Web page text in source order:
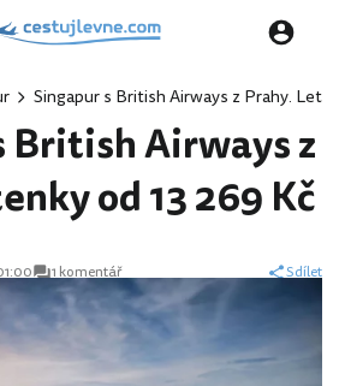
Singapur s British Airways z Prahy.
British Airways z
od 13 269 Kč
1 komentář Sdílet